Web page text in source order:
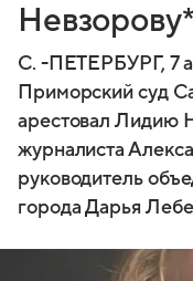
Невзорову*
С. -ПЕТЕРБУРГ, 7
Приморский суд
арестовал Лидию
журналиста
руководитель
города Дарья